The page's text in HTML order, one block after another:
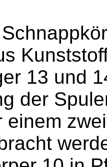
13 und
der
einem